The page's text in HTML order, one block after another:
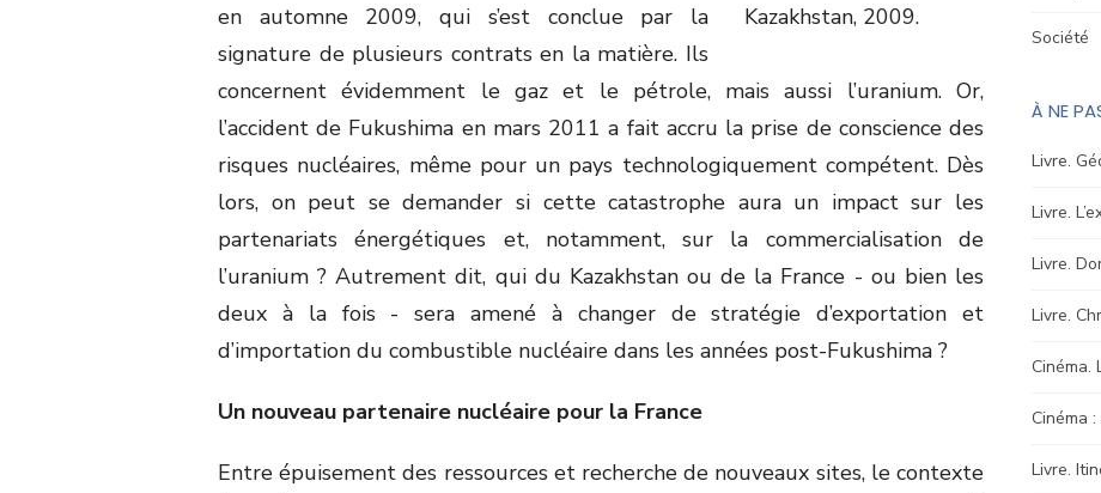
en automne 2009, qui s’est conclue par la
signature de plusieurs contrats en la matière. Ils
concernent évidemment le gaz et le pétrole, mais aussi l’uranium. Or,
l’accident de Fukushima en mars 2011 a fait accru la prise de conscience des
risques nucléaires, même pour un pays technologiquement compétent. Dès
lors, on peut se demander si cette catastrophe aura un impact sur les
partenariats énergétiques et, notamment, sur la commercialisation de
l’uranium ? Autrement dit, qui du Kazakhstan ou de la France - ou bien les
deux à la fois - sera amené à changer de stratégie d’exportation et
d’importation du combustible nucléaire dans les années post-Fukushima ?
Un nouveau partenaire nucléaire pour la France
Entre épuisement des ressources et recherche de nouveaux sites, le contexte
Société
À NE
Livre.
Livre.
Livre.
Livre.
Cinéma.
Cinéma
Livre.